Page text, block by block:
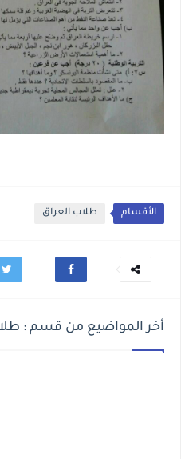
الأقسام طلاب العراق
أخر المواضيع من قسم :